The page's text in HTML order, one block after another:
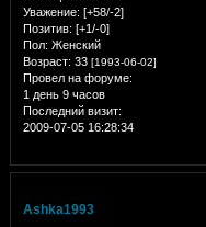
Уважение: [+58/-2]
Позитив: [+1/-0]
Пол: Женский
Возраст: 33 [1993-06-02]
Провел на форуме:
1 день 9 часов
Последний визит:
2009-07-05 16:28:34
Ashka1993